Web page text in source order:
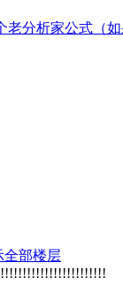
老分析家公式（
全部楼层